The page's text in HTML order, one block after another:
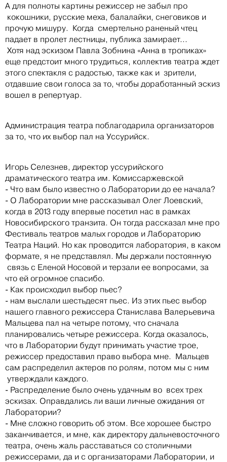
А для полноты картины режиссер не забыл про
кокошники, русские меха, балалайки, снеговиков и
прочую мишуру. Когда смертельно раненый чтец
падает в пролет лестницы, публика замирает...
Хотя над эскизом Павла Зобнина «Анна в тропиках»
еще предстоит много трудиться, коллектив театра ждет
этого спектакля с радостью, также как и зрители,
отдавшие свои голоса за то, чтобы доработанный эскиз
вошел в репертуар.
Администрация театра поблагодарила организаторов
за то, что их выбор пал на Уссурийск.
Игорь Селезнев, директор уссурийского
драматического театра им. Комиссаржевской
- Что вам было известно о Лаборатории до ее начала?
- О Лаборатории мне рассказывал Олег Лоевский,
когда в 2013 году впервые посетил нас в рамках
Новосибирского транзита. Он тогда рассказал мне про
Фестиваль театров малых городов и Лабораторию
Театра Наций. Но как проводится лаборатория, в каком
формате, я не представлял. Мы держали постоянную
связь с Еленой Носовой и терзали ее вопросами, за
что ей огромное спасибо.
- Как происходил выбор пьес?
- нам выслали шестьдесят пьес. Из этих пьес выбор
нашего главного режиссера Станислава Валерьевича
Мальцева пал на четыре потому, что сначала
планировались четыре режиссера. Когда оказалось,
что в Лаборатории будут принимать участие трое,
режиссер предоставил право выбора мне. Мальцев
сам распределил актеров по ролям, потом мы с ним
утверждали каждого.
- Распределение было очень удачным во всех трех
эскизах. Оправдались ли ваши личные ожидания от
Лаборатории?
- Мне сложно говорить об этом. Все хорошее быстро
заканчивается, и мне, как директору дальневосточного
театра, очень жаль расставаться со столичными
режиссерами, да и с организаторами Лаборатории, и